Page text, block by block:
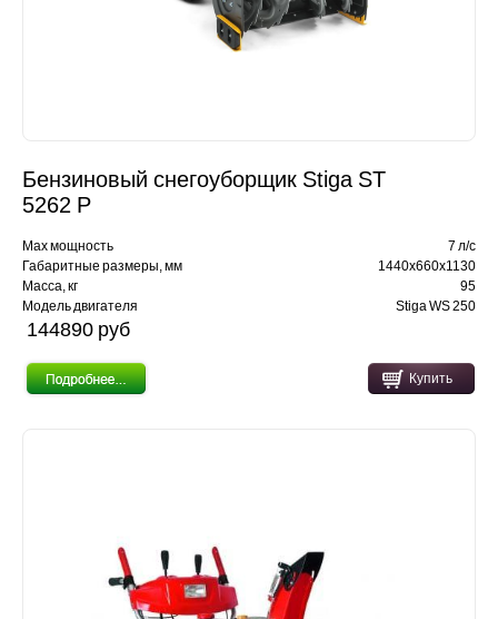
Бензиновый снегоуборщик Stiga ST
5262 P
Max мощность
7 л/с
Габаритные размеры, мм
1440х660х1130
Масса, кг
95
Модель двигателя
Stiga WS 250
144890 pуб
Купить